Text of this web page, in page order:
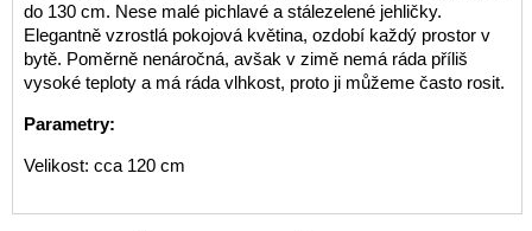
do 130 cm. Nese malé pichlavé a stálezelené jehličky.
Elegantně vzrostlá pokojová květina, ozdobí každý prostor v
bytě. Poměrně nenáročná, avšak v zimě nemá ráda příliš
vysoké teploty a má ráda vlhkost, proto ji můžeme často rosit.
Parametry:
Velikost: cca 120 cm